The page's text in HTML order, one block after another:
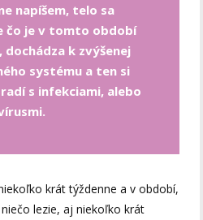
napíšem, telo sa
čo je v tomto období
dochádza k zvýšenej
systému a ten si
s infekciami, alebo
krát týždenne a v období,
lezie, aj niekoľko krát